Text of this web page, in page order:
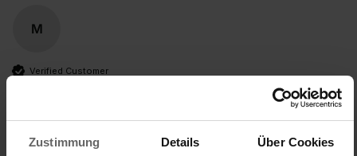
Zustimmung Details Über Cookies
M
Verified Customer
Hält was sie verspricht